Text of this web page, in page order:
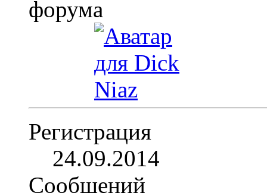
Регистрация
24.09.2014
Сообщений